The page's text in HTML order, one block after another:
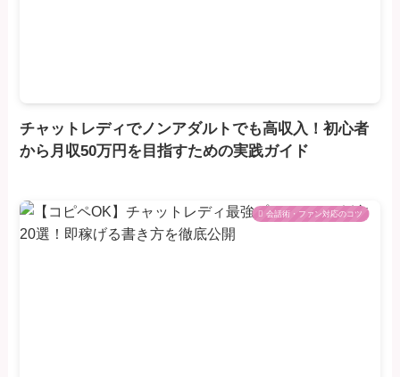
チャットレディでノンアダルトでも高収入！初心者
から月収50万円を目指すための実践ガイド
会話術・ファン対応のコツ